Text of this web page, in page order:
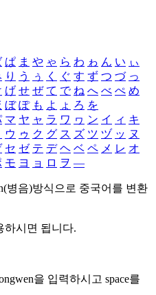
ぱ ま や ゃ ら わ ゎ ん い ぃ
り う ぅ く ぐ す ず つ づ っ
げ せ ぜ て で ね へ べ ぺ め
ぼ ぽ も よ ょ ろ を
マ ヤ ャ ラ ワ ヮ ン イ ィ キ
ウ ゥ ク グ ス ズ ツ ヅ ッ ヌ
セ ゼ テ デ ヘ ベ ペ メ レ オ
モ ヨ ョ ロ ヲ ―
병음)방식으로 중국어를 변환
하시면 됩니다.
을 입력하시고 space를